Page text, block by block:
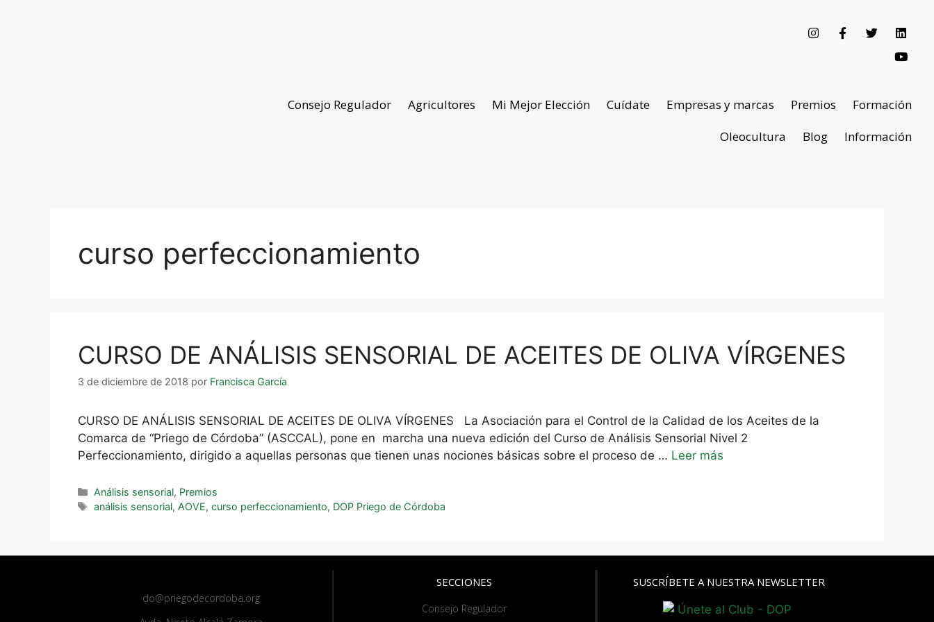
Consejo Regulador Agricultores Mi Mejor Elección Cuídate Empresas y marcas Premios
Formación
Oleocultura
Blog Información
curso perfeccionamiento
CURSO DE ANÁLISIS SENSORIAL DE ACEITES DE OLIVA VÍRGENES
3 de diciembre de 2018 por Francisca García
CURSO DE ANÁLISIS SENSORIAL DE ACEITES DE OLIVA VÍRGENES La Asociación para el Control de la Calidad de los Aceites de la
Comarca de “Priego de Córdoba” (ASCCAL), pone en marcha una nueva edición del Curso de Análisis Sensorial Nivel 2
Perfeccionamiento, dirigido a aquellas personas que tienen unas nociones básicas sobre el proceso de … Leer más
Análisis sensorial, Premios
análisis sensorial,AOVE,curso perfeccionamiento, DOP Priego de Córdoba
do@priegodecordoba.org
SECCIONES
Consejo Regulador
SUSCRÍBETE A NUESTRA NEWSLETTER